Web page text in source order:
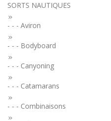
SORTS NAUTIQUES
- - - Aviron
- - - Bodyboard
- - - Canyoning
- - - Catamarans
- - - Combinaisons